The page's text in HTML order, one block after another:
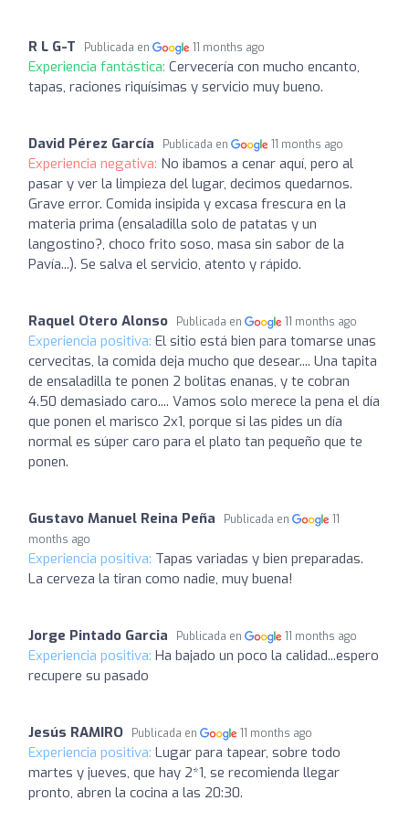
R L G-T Publicada en 11 months ago
Experiencia fantástica: Cervecería con mucho encanto,
tapas, raciones riquísimas y servicio muy bueno.
David Pérez García Publicada en 11 months ago
Experiencia negativa: No ibamos a cenar aquí, pero al
pasar y ver la limpieza del lugar, decimos quedarnos.
Grave error. Comida insipida y excasa frescura en la
materia prima (ensaladilla solo de patatas y un
langostino?, choco frito soso, masa sin sabor de la
Pavía...). Se salva el servicio, atento y rápido.
Raquel Otero Alonso Publicada en 11 months ago
Experiencia positiva: El sitio está bien para tomarse unas
cervecitas, la comida deja mucho que desear.... Una tapita
de ensaladilla te ponen 2 bolitas enanas, y te cobran
4.50 demasiado caro.... Vamos solo merece la pena el día
que ponen el marisco 2x1, porque si las pides un día
normal es súper caro para el plato tan pequeño que te
ponen.
Gustavo Manuel Reina Peña Publicada en
11
months ago
Experiencia positiva: Tapas variadas y bien preparadas.
La cerveza la tiran como nadie, muy buena!
Jorge Pintado Garcia Publicada en 11 months ago
Experiencia positiva: Ha bajado un poco la calidad...espero
recupere su pasado
Jesús RAMIRO Publicada en 11 months ago
Experiencia positiva: Lugar para tapear, sobre todo
martes y jueves, que hay 2*1, se recomienda llegar
pronto, abren la cocina a las 20:30.